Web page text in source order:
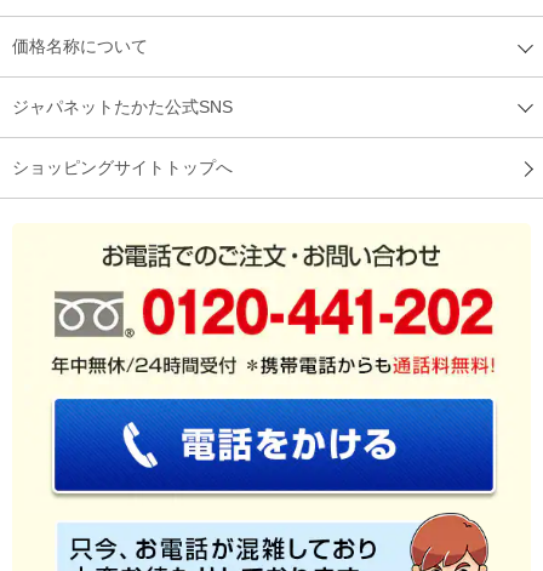
価格名称について
ジャパネットたかた公式SNS
ショッピングサイトトップへ